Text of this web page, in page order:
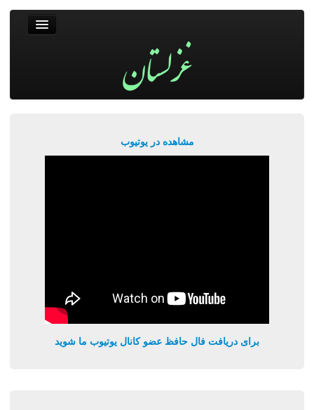
مشاهده در یوتیوب
برای دریافت فال حافظ عضو کانال یوتیوب ما شوید